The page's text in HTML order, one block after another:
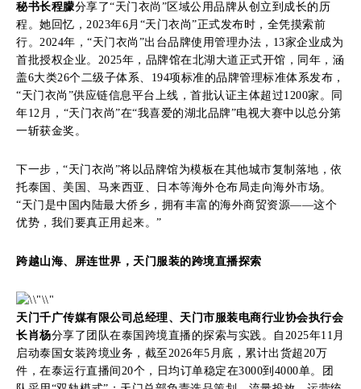
秘书长程朦分享了“天门衣尚”区域公用品牌从创立到成长的历
程。她回忆，2023年6月“天门衣尚”正式发布时，全凭摸索前
行。2024年，“天门衣尚”出台品牌使用管理办法，13家企业成为
首批授权企业。2025年，品牌馆在北湖大道正式开馆，同年，涵
盖6大类26个二级子体系、194项标准的品牌管理标准体系发布，
“天门衣尚”供应链信息平台上线，首批认证主体超过1200家。同
年12月，“天门衣尚”在“我喜爱的湖北品牌”电视大赛中以总分第
一斩获金奖。
下一步，“天门衣尚”将以品牌馆为模板在其他城市复制落地，依
托泰国、美国、马来西亚、日本等海外仓布局走向海外市场。
“天门是中国内陆最大侨乡，拥有丰富的海外商贸资源——这个
优势，我们要真正用起来。”
跨越山海、屏连世界，天门服装的跨境直播探索
天门千广传媒有限公司总经理、天门市服装电商行业协会执行会
长肖杨分享了团队在泰国跨境直播的探索与实践。自2025年11月
启动泰国女装跨境业务，截至2026年5月底，累计出货超20万
件，在泰运行直播间20个，日均订单稳定在3000到4000单。团